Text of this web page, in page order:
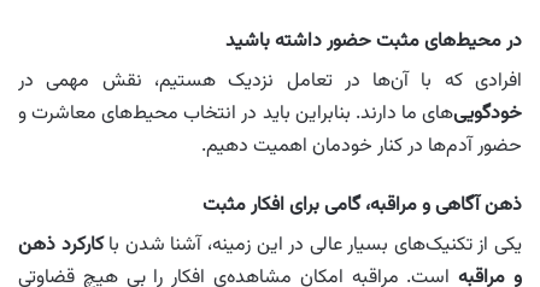
در محیط‌های مثبت حضور داشته باشید
افرادی که با آن‌ها در تعامل نزدیک هستیم، نقش مهمی در
خودگویی‌های ما دارند. بنابراین باید در انتخاب محیط‌های معاشرت و
حضور آدم‌ها در کنار خودمان اهمیت دهیم.
ذهن آگاهی و مراقبه، گامی برای افکار مثبت
یکی از تکنیک‌های بسیار عالی در این زمینه، آشنا شدن باکارکرد ذهن
و مراقبهاست. مراقبه امکان مشاهده‌ی افکار را بی هیچ قضاوتی